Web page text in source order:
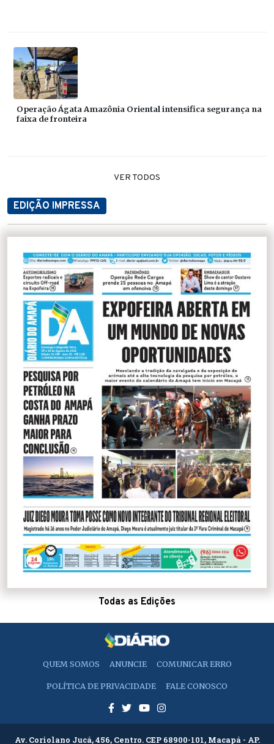
Operação Ágata Amazônia Oriental intensifica segurança na
faixa de fronteira
VER TODOS
EDIÇÃO IMPRESSA
Todas as Edições
QUEM SOMOS ANUNCIE COMUNICAR ERRO
POLÍTICA DE PRIVACIDADE FALE CONOSCO
Av. Coriolano Jucá, 456, Centro. CEP 68900-101, Macapá - AP.